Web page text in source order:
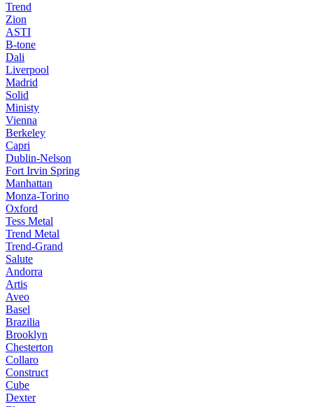
Trend
Zion
ASTI
B-tone
Dali
Liverpool
Madrid
Solid
Ministy
Vienna
Berkeley
Capri
Dublin-Nelson
Fort Irvin Spring
Manhattan
Monza-Torino
Oxford
Tess Metal
Trend Metal
Trend-Grand
Salute
Andorra
Artis
Aveo
Basel
Brazilia
Brooklyn
Chesterton
Collaro
Construct
Cube
Dexter